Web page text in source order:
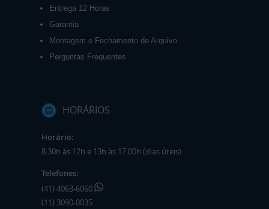
Entrega 12 Horas
Garantia
Montagem e Fechamento de Arquivo
Perguntas Frequentes
HORÁRIOS
Horário:
8:30h às 12h e 13h às 17:00h (dias úteis).
Telefones:
(41) 4063-6060
(11) 3090-0035